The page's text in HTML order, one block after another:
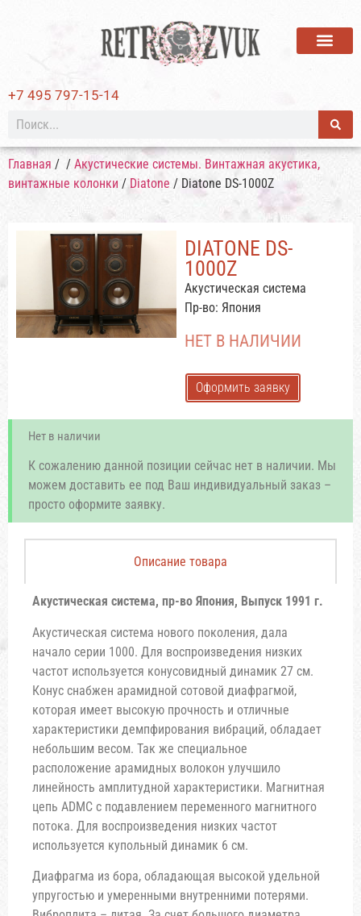
+7 495 797-15-14
Главная / / Акустические системы. Винтажная акустика,
винтажные колонки /Diatone / Diatone DS-1000Z
DIATONE DS-
1000Z
Акустическая система
Пр-во: Япония
НЕТ В НАЛИЧИИ
Оформить заявку
Нет в наличии
К сожалению данной позиции сейчас нет в наличии. Мы
можем доставить ее под Ваш индивидуальный заказ –
просто оформите заявку.
Описание товара
Акустическая система, пр-во Япония, Выпуск 1991 г.
Акустическая система нового поколения, дала
начало серии 1000. Для воспроизведения низких
частот используется конусовидный динамик 27 см.
Конус снабжен арамидной сотовой диафрагмой,
которая имеет высокую прочность и отличные
характеристики демпфирования вибраций, обладает
небольшим весом. Так же специальное
расположение арамидных волокон улучшило
линейность амплитудной характеристики. Магнитная
цепь ADMC с подавлением переменного магнитного
потока. Для воспроизведения низких частот
используется купольный динамик 6 см.
Диафрагма из бора, обладающая высокой удельной
упругостью и умеренными внутренними потерями.